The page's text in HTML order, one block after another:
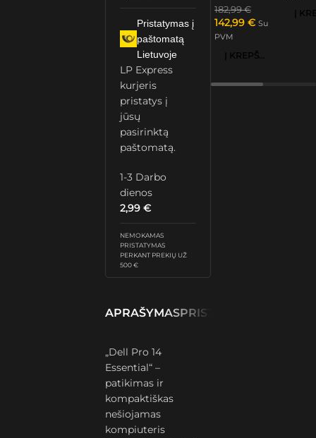
Pristatymas į
paštomatą
Lietuvoje
LP Express
kurjeris
pristatys į
jūsų
pasirinktą
paštomatą.
1-3 Darbo
dienos
2,99€
NEMOKAMAS
PRISTATYMAS
PERKANT PREKIŲ UŽ
500 €
APRAŠYMASPRISTATYMAS IR
„Dell Pro 14
Essential“ –
patikimas ir
kompaktiškas
nešiojamas
kompiuteris
182,99€
142,99 € Su
PVM
Į KREPŠELĮ